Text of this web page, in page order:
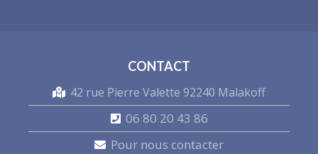
CONTACT
42 rue Pierre Valette 92240 Malakoff
06 80 20 43 86
Pour nous contacter